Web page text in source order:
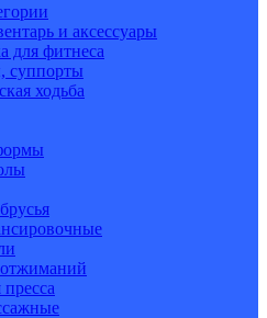
и аксессуары
для фитнеса
суппорты
ходьба